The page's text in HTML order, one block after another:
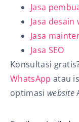
Jasa
Jasa desain
Jasa
Jasa SEO
Konsultasi
WhatsApp atau
optimasi website